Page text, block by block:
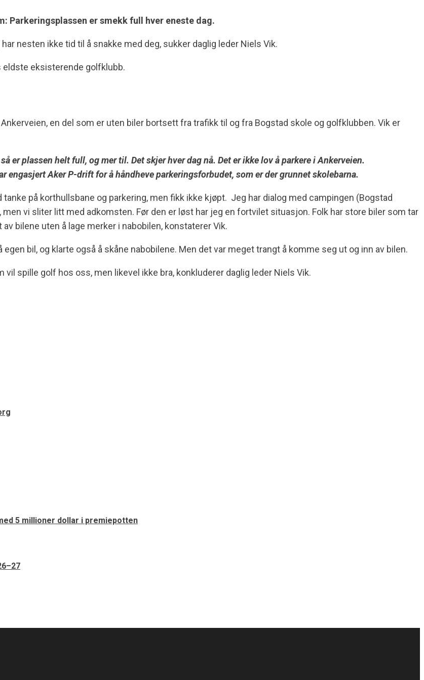
Parkeringsplassen er smekk full hver eneste dag.
nesten ikke tid til å snakke med deg, sukker daglig leder Niels Vik.
eksisterende golfklubb.
en del som er uten biler bortsett fra trafikk til og fra Bogstad skole og golfklubben. Vik er
er plassen helt full, og mer til. Det skjer hver dag nå. Det er ikke lov å parkere i Ankerveien.
engasjert Aker P-drift for å håndheve parkeringsforbudet, som er der grunnet skolebarna.
på korthullsbane og parkering, men fikk ikke kjøpt. Jeg har dialog med campingen (Bogstad
vi sliter litt med adkomsten. Før den er løst har jeg en fortvilet situasjon. Folk har store biler som tar
bilene uten å lage merker i nabobilen, konstaterer Vik.
bil, og klarte også å skåne nabobilene. Men det var meget trangt å komme seg ut og inn av bilen.
spille golf hos oss, men likevel ikke bra, konkluderer daglig leder Niels Vik.
5 millioner dollar i premiepotten